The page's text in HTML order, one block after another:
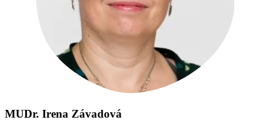
MUDr. Irena Závadová